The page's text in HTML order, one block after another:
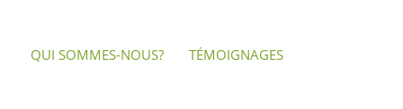
QUI SOMMES-NOUS? TÉMOIGNAGES